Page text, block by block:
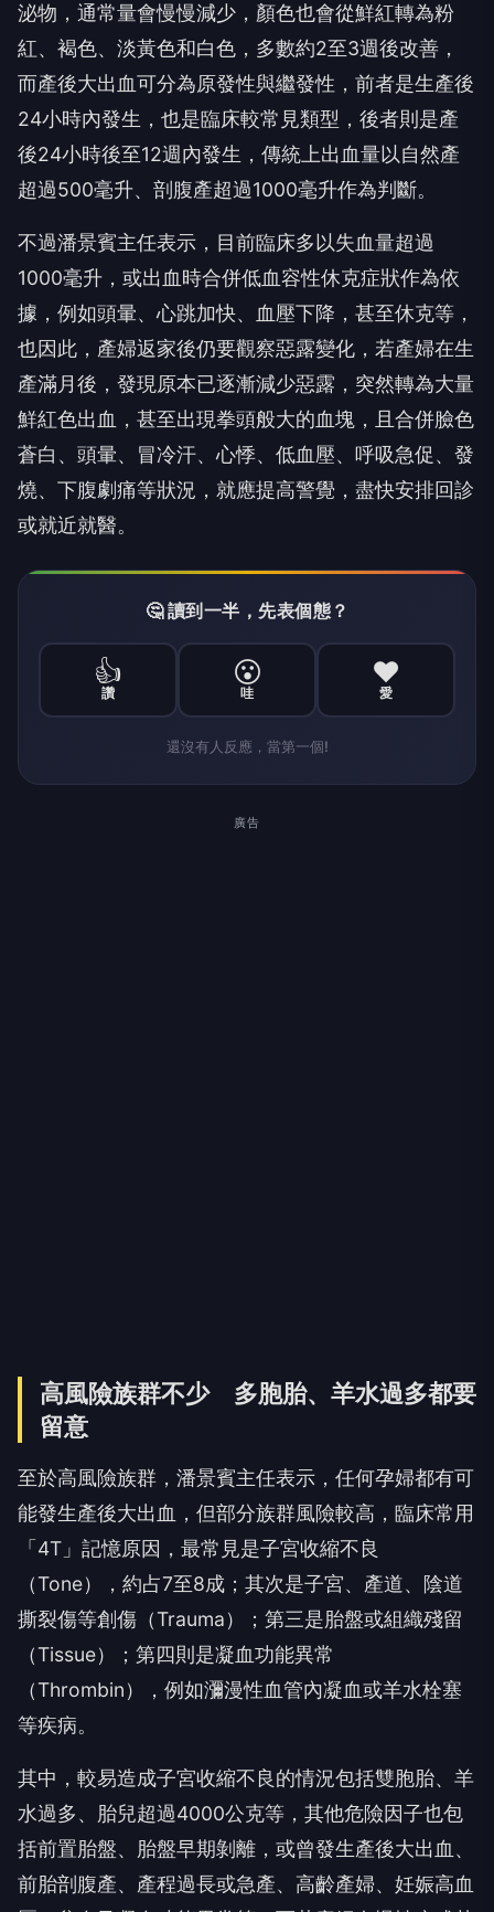
泌物，通常量會慢慢減少，顏色也會從鮮紅轉為粉
紅、褐色、淡黃色和白色，多數約2至3週後改善，
而產後大出血可分為原發性與繼發性，前者是生產後
24小時內發生，也是臨床較常見類型，後者則是產
後24小時後至12週內發生，傳統上出血量以自然產
超過500毫升、剖腹產超過1000毫升作為判斷。
不過潘景賓主任表示，目前臨床多以失血量超過
1000毫升，或出血時合併低血容性休克症狀作為依
據，例如頭暈、心跳加快、血壓下降，甚至休克等，
也因此，產婦返家後仍要觀察惡露變化，若產婦在生
產滿月後，發現原本已逐漸減少惡露，突然轉為大量
鮮紅色出血，甚至出現拳頭般大的血塊，且合併臉色
蒼白、頭暈、冒冷汗、心悸、低血壓、呼吸急促、發
燒、下腹劇痛等狀況，就應提高警覺，盡快安排回診
或就近就醫。
🤔 讀到一半，先表個態？
👍
讚
😮
哇
❤️
愛
還沒有人反應，當第一個!
廣告
高風險族群不少 多胞胎、羊水過多都要
留意
至於高風險族群，潘景賓主任表示，任何孕婦都有可
能發生產後大出血，但部分族群風險較高，臨床常用
「4T」記憶原因，最常見是子宮收縮不良
（Tone），約占7至8成；其次是子宮、產道、陰道
撕裂傷等創傷（Trauma）；第三是胎盤或組織殘留
（Tissue）；第四則是凝血功能異常
（Thrombin），例如瀰漫性血管內凝血或羊水栓塞
等疾病。
其中，較易造成子宮收縮不良的情況包括雙胞胎、羊
水過多、胎兒超過4000公克等，其他危險因子也包
括前置胎盤、胎盤早期剝離，或曾發生產後大出血、
前胎剖腹產、產程過長或急產、高齡產婦、妊娠高血